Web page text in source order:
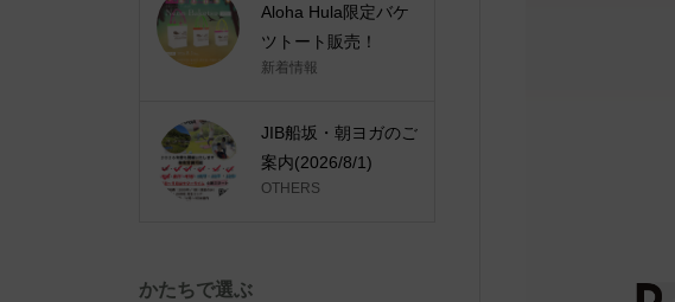
Aloha Hula限定バケ
ツトート販売！
新着情報
JIB船坂・朝ヨガのご
案内(2026/8/1)
OTHERS
かたちで選ぶ